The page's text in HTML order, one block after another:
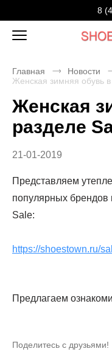
8
Главная
Новости
Женская зимняя обувь
Женская
разделе
21-01-2019
Представляем
популярных
Sale:
https://shoestown.ru/
Предлагаем
Поделитесь с друзьями!